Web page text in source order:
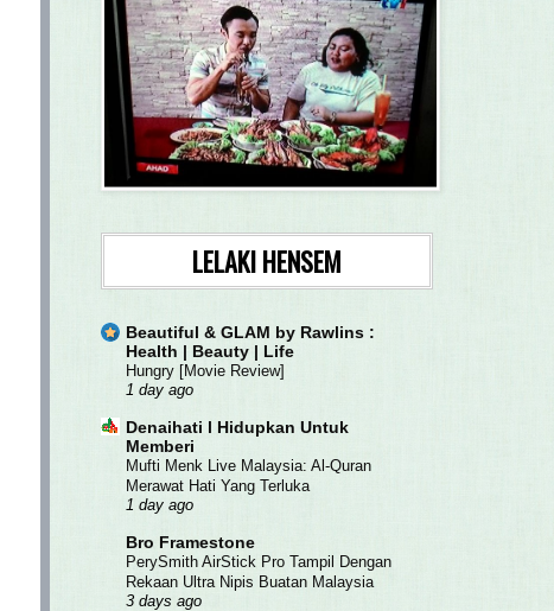
LELAKI HENSEM
Beautiful & GLAM by Rawlins :
Health | Beauty | Life
Hungry [Movie Review]
1 day ago
Denaihati l Hidupkan Untuk
Memberi
Mufti Menk Live Malaysia: Al-Quran
Merawat Hati Yang Terluka
1 day ago
Bro Framestone
PerySmith AirStick Pro Tampil Dengan
Rekaan Ultra Nipis Buatan Malaysia
3 days ago